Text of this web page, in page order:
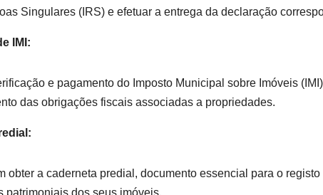
Singulares (IRS) e efetuar a entrega da declaração
IMI:
e pagamento do Imposto Municipal sobre Imóveis
das obrigações fiscais associadas a propriedades.
obter a caderneta predial, documento essencial para o